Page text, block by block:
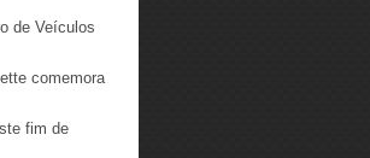
de Veículos
comemora
fim de